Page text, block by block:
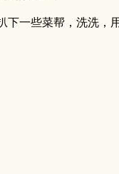
一些菜帮，洗洗